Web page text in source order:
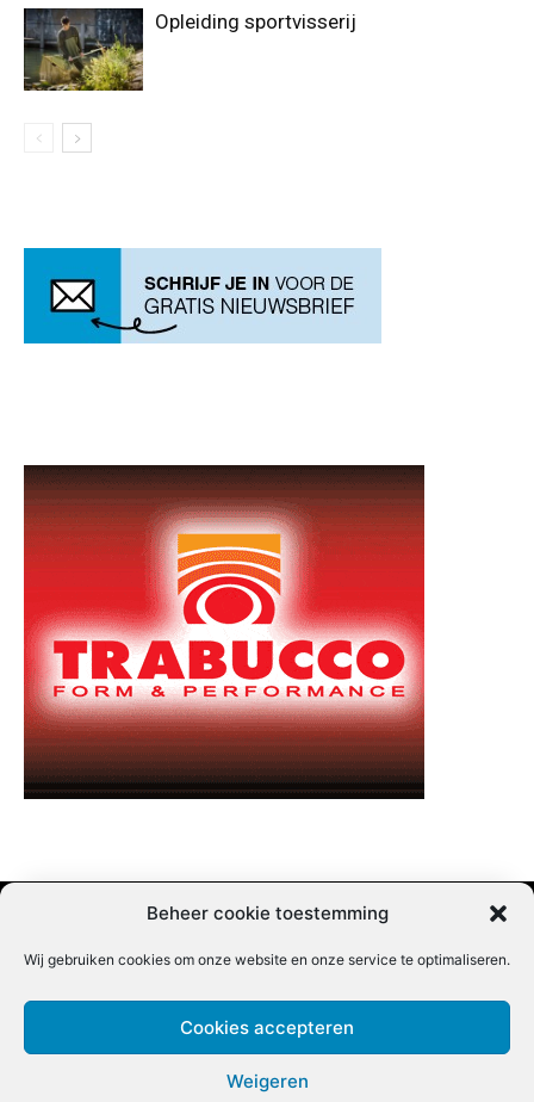
Beheer cookie toestemming
Wij gebruiken cookies om onze website en onze service te optimaliseren.
Cookies accepteren
Weigeren
Opleiding sportvisserij
Nieuwsbrief inschrijven | Partner content